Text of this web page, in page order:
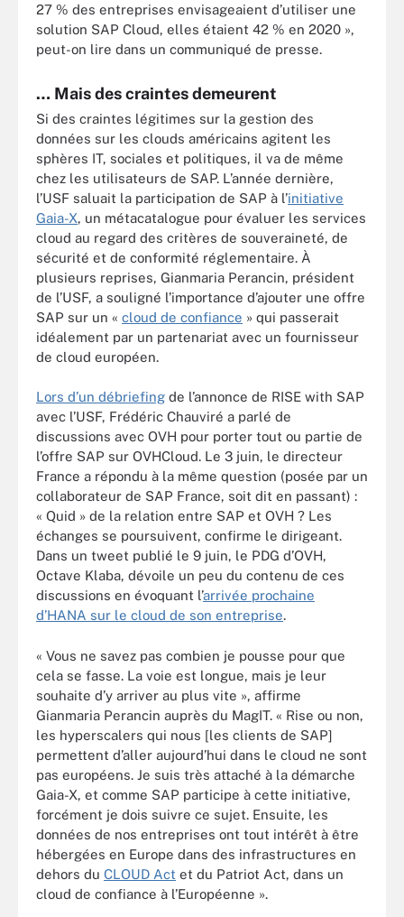
27 % des entreprises envisageaient d’utiliser une
solution SAP Cloud, elles étaient 42 % en 2020 »,
peut-on lire dans un communiqué de presse.
… Mais des craintes demeurent
Si des craintes légitimes sur la gestion des
données sur les clouds américains agitent les
sphères IT, sociales et politiques, il va de même
chez les utilisateurs de SAP. L’année dernière,
l’USF saluait la participation de SAP à l’initiative
Gaia-X, un métacatalogue pour évaluer les services
cloud au regard des critères de souveraineté, de
sécurité et de conformité réglementaire. À
plusieurs reprises, Gianmaria Perancin, président
de l’USF, a souligné l’importance d’ajouter une offre
SAP sur un « cloud de confiance » qui passerait
idéalement par un partenariat avec un fournisseur
de cloud européen.
Lors d’un débriefing de l’annonce de RISE with SAP
avec l’USF, Frédéric Chauviré a parlé de
discussions avec OVH pour porter tout ou partie de
l’offre SAP sur OVHCloud. Le 3 juin, le directeur
France a répondu à la même question (posée par un
collaborateur de SAP France, soit dit en passant) :
« Quid » de la relation entre SAP et OVH ? Les
échanges se poursuivent, confirme le dirigeant.
Dans un tweet publié le 9 juin, le PDG d’OVH,
Octave Klaba, dévoile un peu du contenu de ces
discussions en évoquant l’arrivée prochaine
d’HANA sur le cloud de son entreprise.
« Vous ne savez pas combien je pousse pour que
cela se fasse. La voie est longue, mais je leur
souhaite d’y arriver au plus vite », affirme
Gianmaria Perancin auprès du MagIT. « Rise ou non,
les hyperscalers qui nous [les clients de SAP]
permettent d’aller aujourd’hui dans le cloud ne sont
pas européens. Je suis très attaché à la démarche
Gaia-X, et comme SAP participe à cette initiative,
forcément je dois suivre ce sujet. Ensuite, les
données de nos entreprises ont tout intérêt à être
hébergées en Europe dans des infrastructures en
dehors du CLOUD Act et du Patriot Act, dans un
cloud de confiance à l’Européenne ».